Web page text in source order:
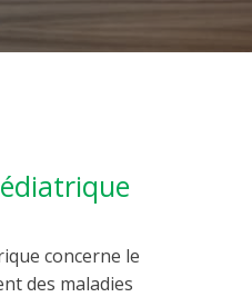
concerne le
des maladies